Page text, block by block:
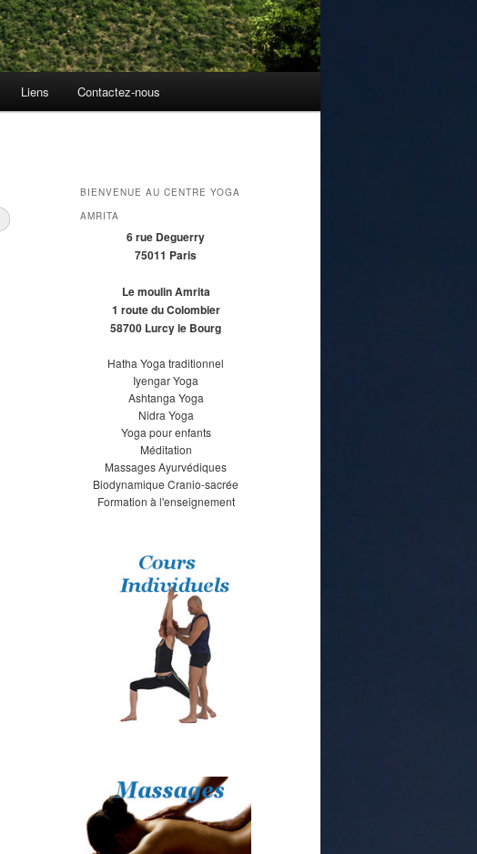
Liens Contactez-nous
BIENVENUE AU CENTRE YOGA
AMRITA
6 rue Deguerry
75011 Paris
Le moulin Amrita
1 route du Colombier
58700 Lurcy le Bourg
Hatha Yoga traditionnel
Iyengar Yoga
Ashtanga Yoga
Nidra Yoga
Yoga pour enfants
Méditation
Massages Ayurvédiques
Biodynamique Cranio-sacrée
Formation à l'enseignement